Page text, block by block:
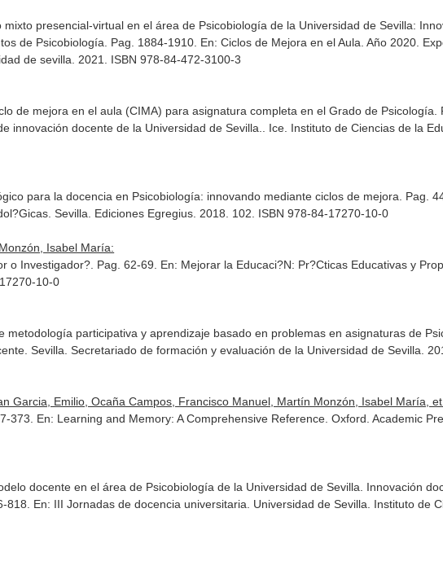
presencial-virtual en el área de Psicobiología de la Universidad de Sevilla:
de Psicobiología. Pag. 1884-1910. En: Ciclos de Mejora en el Aula. Año 2020.
de sevilla. 2021. ISBN 978-84-472-3100-3
de mejora en el aula (CIMA) para asignatura completa en el Grado de Psicología.
innovación docente de la Universidad de Sevilla.
. Ice. Instituto de Ciencias de la
para la docencia en Psicobiología: innovando mediante ciclos de mejora. Pag.
. Sevilla. Ediciones Egregius. 2018. 102. ISBN 978-84-17270-10-0
Isabel María:
o Investigador?. Pag. 62-69. En: Mejorar la Educaci?N: Pr?Cticas Educativas y
10-0
participativa y aprendizaje basado en problemas en asignaturas de
. Sevilla. Secretariado de formación y evaluación de la Universidad de Sevilla.
Garcia, Emilio, Ocaña Campos, Francisco Manuel, Martín Monzón, Isabel María,
373. En: Learning and Memory: A Comprehensive Reference . Oxford. Academic
docente en el área de Psicobiología de la Universidad de Sevilla. Innovación
818. En: III Jornadas de docencia universitaria . Universidad de Sevilla. Instituto de